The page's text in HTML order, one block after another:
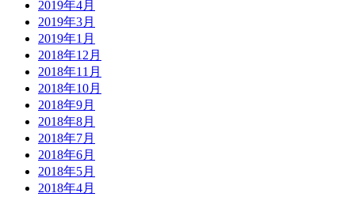
2019年4月
2019年3月
2019年1月
2018年12月
2018年11月
2018年10月
2018年9月
2018年8月
2018年7月
2018年6月
2018年5月
2018年4月